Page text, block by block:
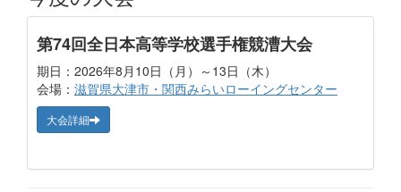
第74回全日本高等学校選手権競漕大会
期日：2026年8月10日（月）～13日（木）
会場： 滋賀県大津市・関西みらいローイングセンター
大会詳細